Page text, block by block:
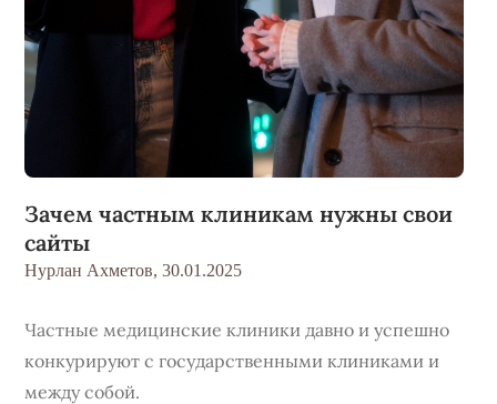
Зачем частным клиникам нужны свои
сайты
Нурлан Ахметов, 30.01.2025
Частные медицинские клиники давно и успешно
конкурируют с государственными клиниками и
между собой.